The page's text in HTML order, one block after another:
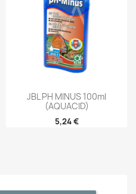
JBL PH MINUS 100ml
(AQUACID)
5,24 €